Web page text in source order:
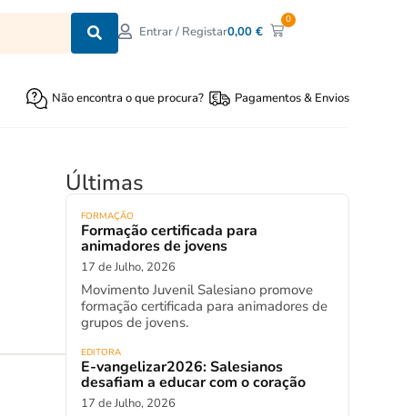
Entrar / Registar0,00€
0
Não encontra o que procura? Pagamentos & Envios
Últimas
FORMAÇÃO
Formação certificada para
animadores de jovens
17 de Julho, 2026
Movimento Juvenil Salesiano promove
formação certificada para animadores de
grupos de jovens.
EDITORA
E-vangelizar2026: Salesianos
desafiam a educar com o coração
17 de Julho, 2026